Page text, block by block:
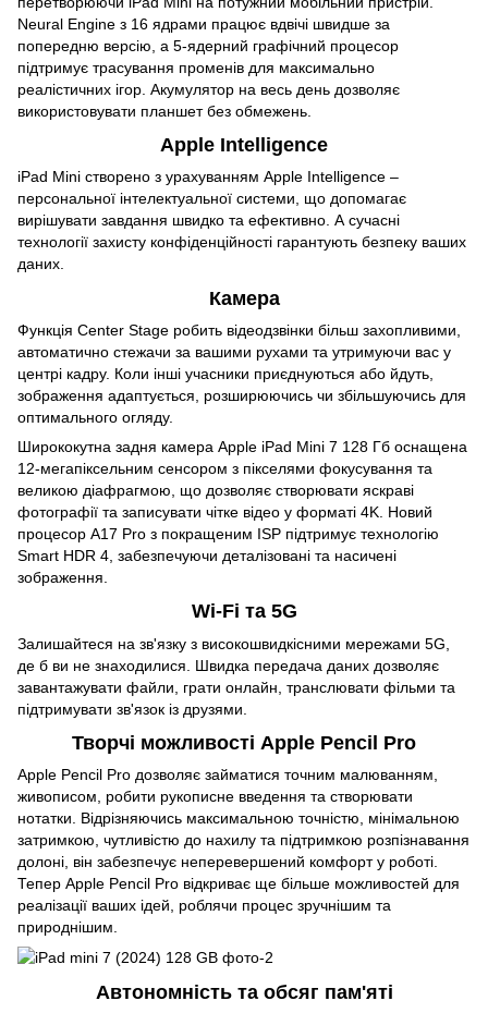
Neural Engine з 16 ядрами працює вдвічі швидше за
попередню версію, а 5-ядерний графічний процесор
підтримує трасування променів для максимально
реалістичних ігор. Акумулятор на весь день дозволяє
використовувати планшет без обмежень.
Apple Intelligence
iPad Mini створено з урахуванням Apple Intelligence –
персональної інтелектуальної системи, що допомагає
вирішувати завдання швидко та ефективно. А сучасні
технології захисту конфіденційності гарантують безпеку ваших
даних.
Камера
Функція Center Stage робить відеодзвінки більш захопливими,
автоматично стежачи за вашими рухами та утримуючи вас у
центрі кадру. Коли інші учасники приєднуються або йдуть,
зображення адаптується, розширюючись чи збільшуючись для
оптимального огляду.
Ширококутна задня камера Apple iPad Mini 7 128 Гб оснащена
12-мегапіксельним сенсором з пікселями фокусування та
великою діафрагмою, що дозволяє створювати яскраві
фотографії та записувати чітке відео у форматі 4K. Новий
процесор A17 Pro з покращеним ISP підтримує технологію
Smart HDR 4, забезпечуючи деталізовані та насичені
зображення.
Wi-Fi та 5G
Залишайтеся на зв'язку з високошвидкісними мережами 5G,
де б ви не знаходилися. Швидка передача даних дозволяє
завантажувати файли, грати онлайн, транслювати фільми та
підтримувати зв'язок із друзями.
Творчі можливості Apple Pencil Pro
Apple Pencil Pro дозволяє займатися точним малюванням,
живописом, робити рукописне введення та створювати
нотатки. Відрізняючись максимальною точністю, мінімальною
затримкою, чутливістю до нахилу та підтримкою розпізнавання
долоні, він забезпечує неперевершений комфорт у роботі.
Тепер Apple Pencil Pro відкриває ще більше можливостей для
реалізації ваших ідей, роблячи процес зручнішим та
природнішим.
Автономність та обсяг пам'яті